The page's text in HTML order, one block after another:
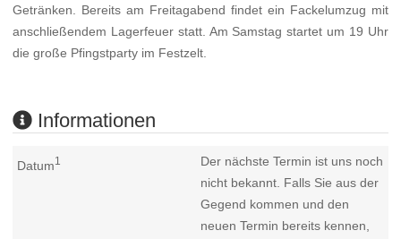
Getränken. Bereits am Freitagabend findet ein Fackelumzug mit
anschließendem Lagerfeuer statt. Am Samstag startet um 19 Uhr
die große Pfingstparty im Festzelt.
Informationen
Datum1
Der nächste Termin ist uns noch
nicht bekannt. Falls Sie aus der
Gegend kommen und den
neuen Termin bereits kennen,